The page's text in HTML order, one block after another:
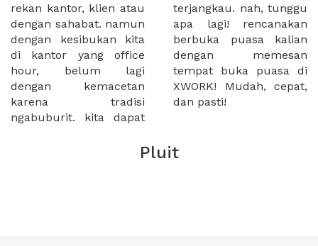
rekan kantor, klien atau
dengan sahabat. namun
dengan kesibukan kita
di kantor yang office
hour, belum lagi
dengan kemacetan
karena tradisi
ngabuburit. kita dapat
terjangkau. nah, tunggu
apa lagi! rencanakan
berbuka puasa kalian
dengan memesan
tempat buka puasa di
XWORK! Mudah, cepat,
dan pasti!
Pluit